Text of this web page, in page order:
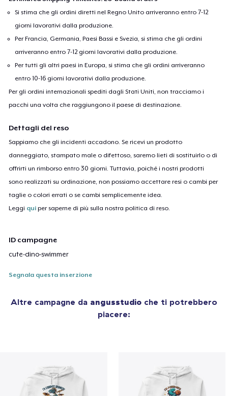
Si stima che gli ordini diretti nel Regno Unito arriveranno entro 7-12
giorni lavorativi dalla produzione.
Per Francia, Germania, Paesi Bassi e Svezia, si stima che gli ordini
arriveranno entro 7-12 giorni lavorativi dalla produzione.
Per tutti gli altri paesi in Europa, si stima che gli ordini arriveranno
entro 10-16 giorni lavorativi dalla produzione.
Per gli ordini internazionali spediti dagli Stati Uniti, non tracciamo i
pacchi una volta che raggiungono il paese di destinazione.
Dettagli del reso
Sappiamo che gli incidenti accadono. Se ricevi un prodotto
danneggiato, stampato male o difettoso, saremo lieti di sostituirlo o di
offrirti un rimborso entro 30 giorni. Tuttavia, poiché i nostri prodotti
sono realizzati su ordinazione, non possiamo accettare resi o cambi per
taglie o colori errati o se cambi semplicemente idea.
Leggi qui per saperne di più sulla nostra politica di reso.
ID campagne
cute-dino-swimmer
Segnala questa inserzione
Altre campagne da angusstudio che ti potrebbero
piacere: